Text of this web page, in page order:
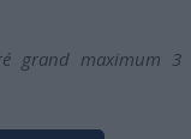
grand maximum 3